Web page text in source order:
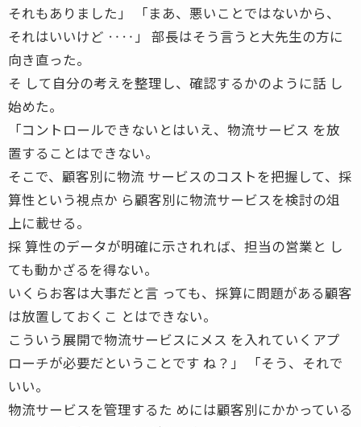
それもありました」 「まあ、悪いことではないから、
それはいいけど ‥‥」 部長はそう言うと大先生の方に
向き直った。
そ して自分の考えを整理し、確認するかのように話 し
始めた。
「コントロールできないとはいえ、物流サービス を放
置することはできない。
そこで、顧客別に物流 サービスのコストを把握して、採
算性という視点か ら顧客別に物流サービスを検討の俎
上に載せる。
採 算性のデータが明確に示されれば、担当の営業と し
ても動かざるを得ない。
いくらお客は大事だと言 っても、採算に問題がある顧客
は放置しておくこ とはできない。
こういう展開で物流サービスにメス を入れていくアプ
ローチが必要だということです ね？」 「そう、それで
いい。
物流サービスを管理するた めには顧客別にかかっている